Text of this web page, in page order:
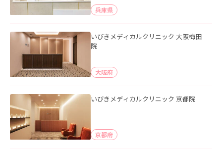
兵庫県
いびきメディカルクリニック 大阪梅田
院
大阪府
いびきメディカルクリニック 京都院
京都府